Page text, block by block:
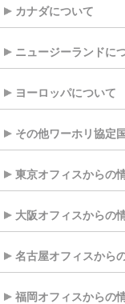
カナダについて
ニュージーランドに
ヨーロッパについて
その他ワーホリ協定
東京オフィスからの
大阪オフィスからの
名古屋オフィスから
福岡オフィスからの